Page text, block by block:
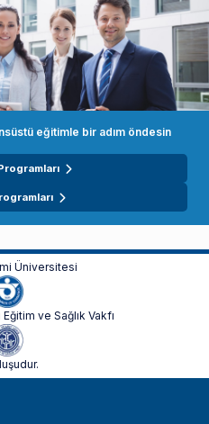
eğitimle bir adım öndesin
Üniversitesi
ve Sağlık Vakfı